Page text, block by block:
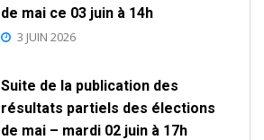
de mai ce 03 juin à 14h
3 JUIN 2026
Suite de la publication des
résultats partiels des élections
de mai – mardi 02 juin à 17h